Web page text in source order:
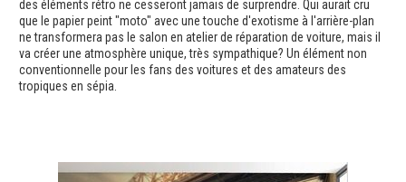
des éléments rétro ne cesseront jamais de surprendre. Qui aurait cru
que le papier peint "moto" avec une touche d'exotisme à l'arrière-plan
ne transformera pas le salon en atelier de réparation de voiture, mais il
va créer une atmosphère unique, très sympathique? Un élément non
conventionnelle pour les fans des voitures et des amateurs des
tropiques en sépia.